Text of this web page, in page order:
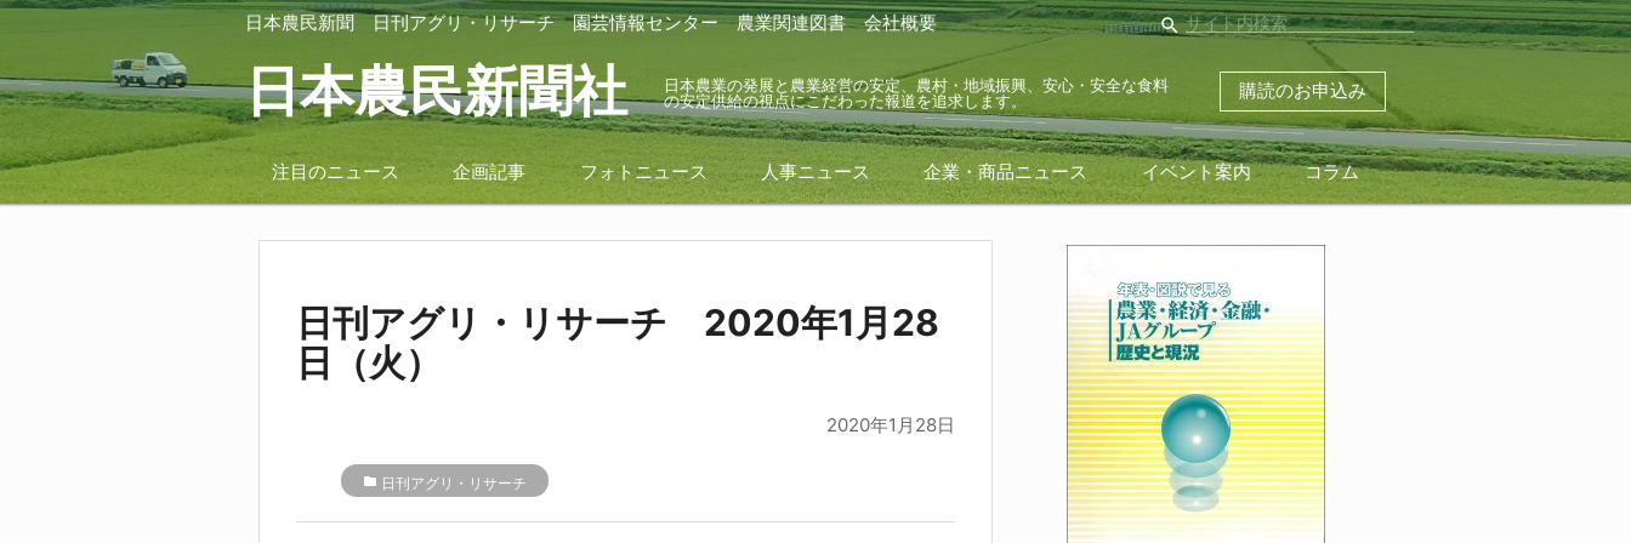
日本農民新聞 日刊アグリ・リサーチ 園芸情報センター 農業関連図書 会社概要 search
日本農民新聞社
日本農業の発展と農業経営の安定、農村・地域振興、安心・安全な食料
の安定供給の視点にこだわった報道を追求します。
購読のお申込み
注目のニュース 企画記事 フォトニュース 人事ニュース 企業・商品ニュース イベント案内 コラム
日刊アグリ・リサーチ 2020年1月28
日（火）
2020年1月28日
folder 日刊アグリ・リサーチ